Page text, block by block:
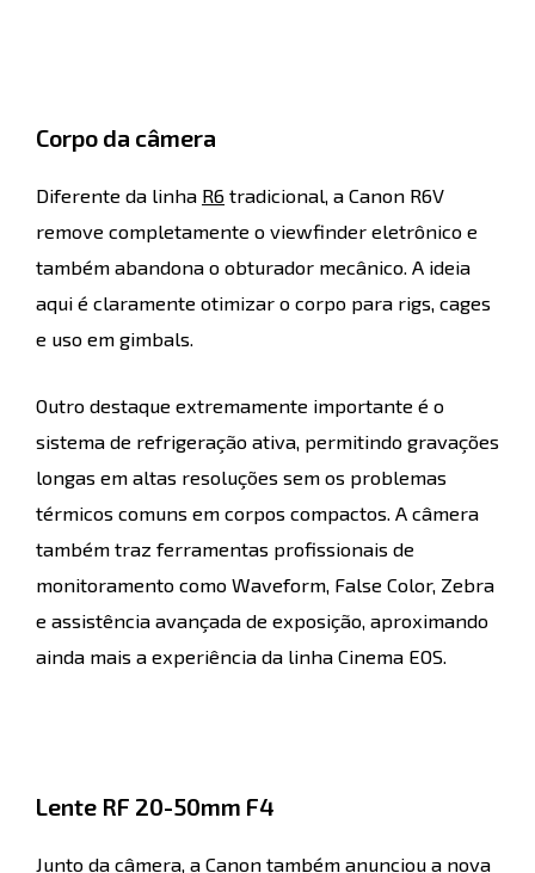
Corpo da câmera
Diferente da linha R6 tradicional, a Canon R6V
remove completamente o viewfinder eletrônico e
também abandona o obturador mecânico. A ideia
aqui é claramente otimizar o corpo para rigs, cages
e uso em gimbals.
Outro destaque extremamente importante é o
sistema de refrigeração ativa, permitindo gravações
longas em altas resoluções sem os problemas
térmicos comuns em corpos compactos. A câmera
também traz ferramentas profissionais de
monitoramento como Waveform, False Color, Zebra
e assistência avançada de exposição, aproximando
ainda mais a experiência da linha Cinema EOS.
Lente RF 20-50mm F4
Junto da câmera, a Canon também anunciou a nova